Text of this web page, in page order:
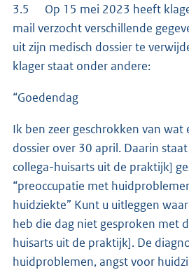
3.5 Op 15 mei 2023 heeft
mail verzocht verschillende
uit zijn medisch dossier te
klager staat onder andere:
“Goedendag
Ik ben zeer geschrokken van wat
dossier over 30 april. Daarin
collega-huisarts uit de praktijk]
“preoccupatie met
huidziekte” Kunt u uitleggen
heb die dag niet gesproken met
huisarts uit de praktijk]. De
huidproblemen, angst voor